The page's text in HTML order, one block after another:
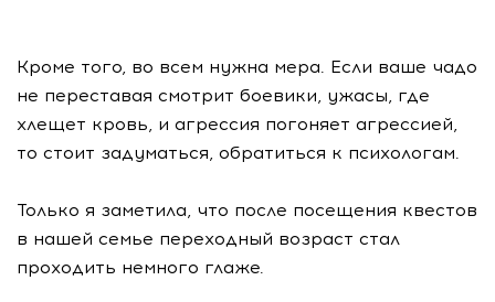
Кроме того, во всем нужна мера. Если ваше чадо
не переставая смотрит боевики, ужасы, где
хлещет кровь, и агрессия погоняет агрессией,
то стоит задуматься, обратиться к психологам.
Только я заметила, что после посещения квестов
в нашей семье переходный возраст стал
проходить немного глаже.